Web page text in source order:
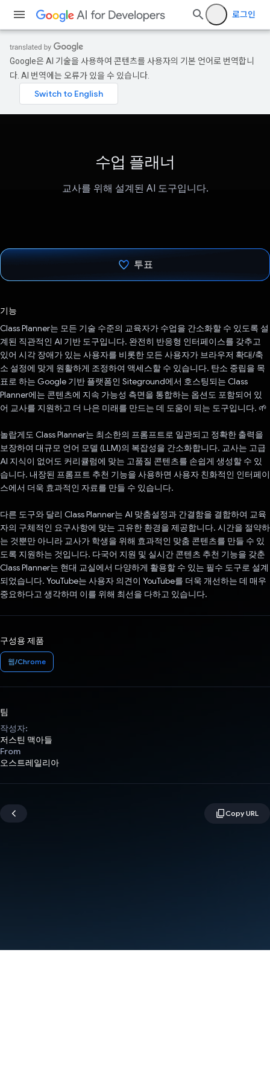
로그인
Google은 AI 기술을 사용하여 콘텐츠를 사용자의 기본 언어로 번역합니
다. AI 번역에는 오류가 있을 수 있습니다.
수업 플래너
교사를 위해 설계된 AI 도구입니다.
투표
기능
Class Planner는 모든 기술 수준의 교육자가 수업을 간소화할 수 있도록 설
계된 직관적인 AI 기반 도구입니다. 완전히 반응형 인터페이스를 갖추고
있어 시각 장애가 있는 사용자를 비롯한 모든 사용자가 브라우저 확대/축
소 설정에 맞게 원활하게 조정하여 액세스할 수 있습니다. 탄소 중립을 목
표로 하는 Google 기반 플랫폼인 Siteground에서 호스팅되는 Class
Planner에는 콘텐츠에 지속 가능성 측면을 통합하는 옵션도 포함되어 있
어 교사를 지원하고 더 나은 미래를 만드는 데 도움이 되는 도구입니다. 🌱
놀랍게도 Class Planner는 최소한의 프롬프트로 일관되고 정확한 출력을
보장하여 대규모 언어 모델 (LLM)의 복잡성을 간소화합니다. 교사는 고급
AI 지식이 없어도 커리큘럼에 맞는 고품질 콘텐츠를 손쉽게 생성할 수 있
습니다. 내장된 프롬프트 추천 기능을 사용하면 사용자 친화적인 인터페이
스에서 더욱 효과적인 자료를 만들 수 있습니다.
다른 도구와 달리 Class Planner는 AI 맞춤설정과 간결함을 결합하여 교육
자의 구체적인 요구사항에 맞는 고유한 환경을 제공합니다. 시간을 절약하
는 것뿐만 아니라 교사가 학생을 위해 효과적인 맞춤 콘텐츠를 만들 수 있
도록 지원하는 것입니다. 다국어 지원 및 실시간 콘텐츠 추천 기능을 갖춘
Class Planner는 현대 교실에서 다양하게 활용할 수 있는 필수 도구로 설계
되었습니다. YouTube는 사용자 의견이 YouTube를 더욱 개선하는 데 매우
중요하다고 생각하며 이를 위해 최선을 다하고 있습니다.
구성용 제품
웹/Chrome
팀
작성자:
저스틴 맥아들
From
오스트레일리아